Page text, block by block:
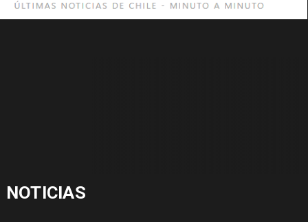
NOTICIAS